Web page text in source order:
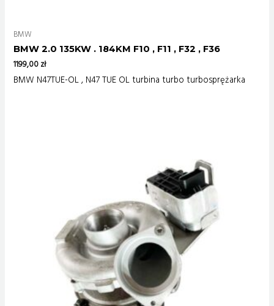
BMW
BMW 2.0 135KW . 184KM F10 , F11 , F32 , F36
1199,00zł
BMW N47TUE-OL , N47 TUE OL turbina turbo turbosprężarka